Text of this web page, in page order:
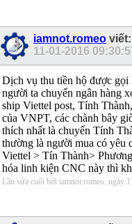
iamnot.romeo viết:
11-01-2016
Dịch vụ thu tiền hộ được gọi
người ta chuyển ngân hàng
ship Viettel post, Tính
của VNPT, các chành bây
thích nhất là chuyển Tính
thường là người mua có yêu
Viettel > Tín Thành>
hóa linh kiện CNC này thì
Lần sửa cuối bởi iamnot.romeo, ngày